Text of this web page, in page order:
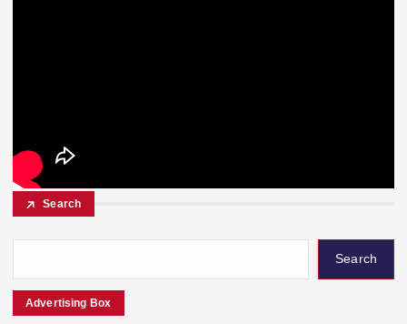
Search
Search
Advertising Box